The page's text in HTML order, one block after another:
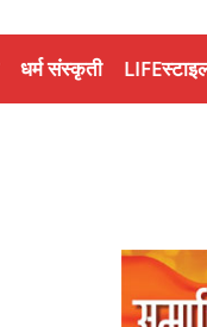
धर्म संस्कृती